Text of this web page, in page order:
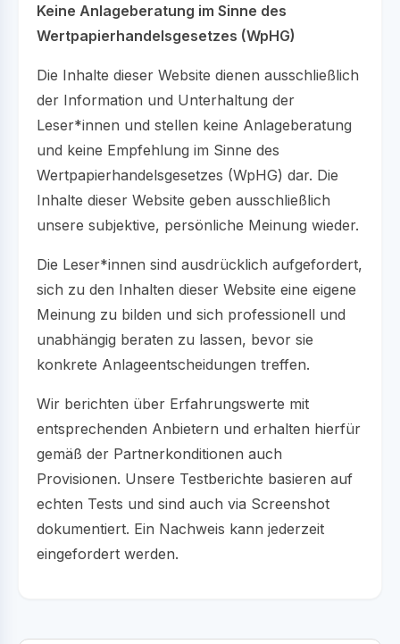
Keine Anlageberatung im Sinne des
Wertpapierhandelsgesetzes (WpHG)
Die Inhalte dieser Website dienen ausschließlich
der Information und Unterhaltung der
Leser*innen und stellen keine Anlageberatung
und keine Empfehlung im Sinne des
Wertpapierhandelsgesetzes (WpHG) dar. Die
Inhalte dieser Website geben ausschließlich
unsere subjektive, persönliche Meinung wieder.
Die Leser*innen sind ausdrücklich aufgefordert,
sich zu den Inhalten dieser Website eine eigene
Meinung zu bilden und sich professionell und
unabhängig beraten zu lassen, bevor sie
konkrete Anlageentscheidungen treffen.
Wir berichten über Erfahrungswerte mit
entsprechenden Anbietern und erhalten hierfür
gemäß der Partnerkonditionen auch
Provisionen. Unsere Testberichte basieren auf
echten Tests und sind auch via Screenshot
dokumentiert. Ein Nachweis kann jederzeit
eingefordert werden.